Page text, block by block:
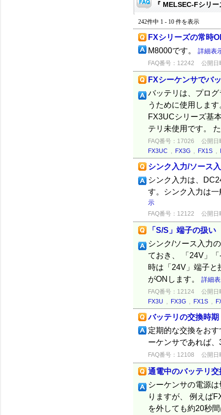
『 MELSEC-Fシリ
242件中 1 - 10 件を表示
FXシリーズの常時
M8000です。 詳細表
FAQ番号：12242 公開日
FXシーケンサでバ
バッテリは、プロ
うために使用しま
FX3UCシリーズ基
テリ未使用です。
FAQ番号：17026
公開日
FX3UC , FX3G , FX1S ,
シンク入力/ソース
シンク入力は、
す。シンク入力は
示
FAQ番号：12122 公開日
「S/S」端子の扱い
シンク/ソース入力
ておき、 「24V」
時は「24V」端子と
がONします。 詳細
FAQ番号：12124
公開日
FX3U , FX3G , FX1S ,
バッテリの交換時期
定期的な交換をお
ーケンサであれば
FAQ番号：12108 公開日
通電中のバッテリ交
シーケンサの電源
りますが、 例えば
を外しても約20秒